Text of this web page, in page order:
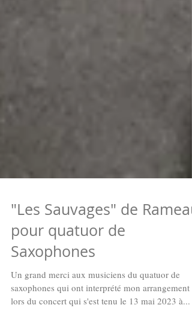
"Les Sauvages" de Rameau
pour quatuor de
Saxophones
Un grand merci aux musiciens du quatuor de